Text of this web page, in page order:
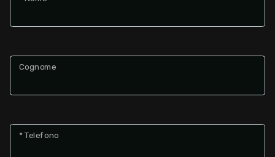
Cognome
* Telefono